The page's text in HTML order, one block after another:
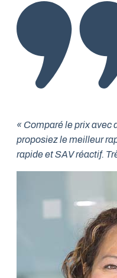
« Comparé le prix avec
proposiez le meilleur
rapide et SAV réactif.